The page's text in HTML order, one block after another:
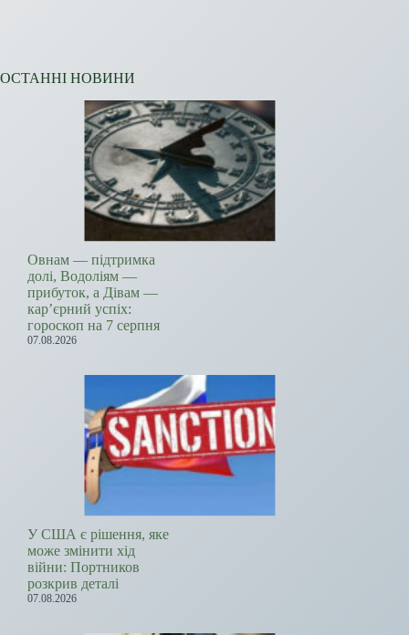
ОСТАННІ НОВИНИ
Овнам — підтримка
долі, Водоліям —
прибуток, а Дівам —
кар’єрний успіх:
гороскоп на 7 серпня
07.08.2026
У США є рішення, яке
може змінити хід
війни: Портников
розкрив деталі
07.08.2026